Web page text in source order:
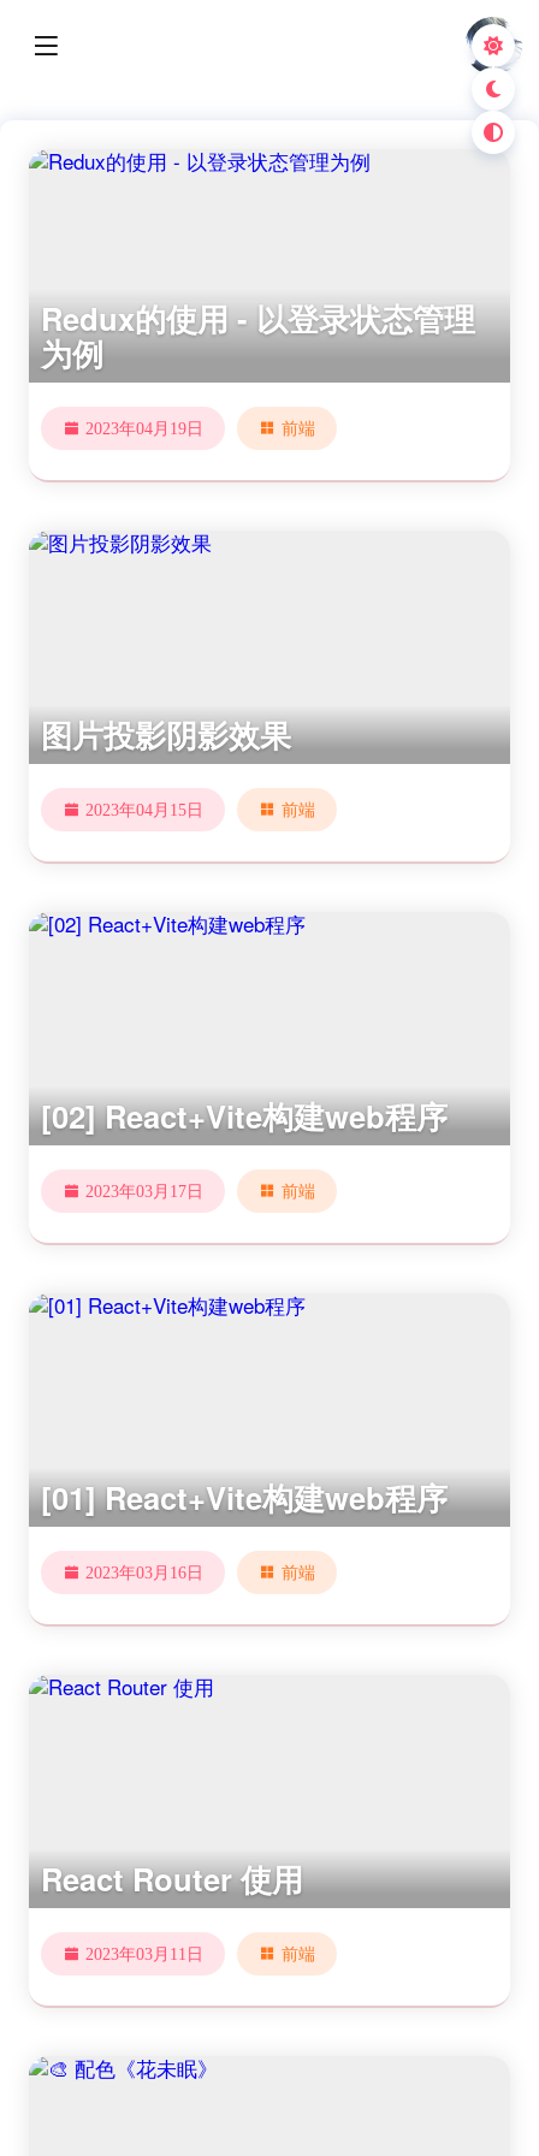
Redux的使用 - 以登录状态管理
为例
2023年04月19日 前端
图片投影阴影效果
2023年04月15日 前端
[02] React+Vite构建web程序
2023年03月17日 前端
[01] React+Vite构建web程序
2023年03月16日 前端
React Router 使用
2023年03月11日 前端